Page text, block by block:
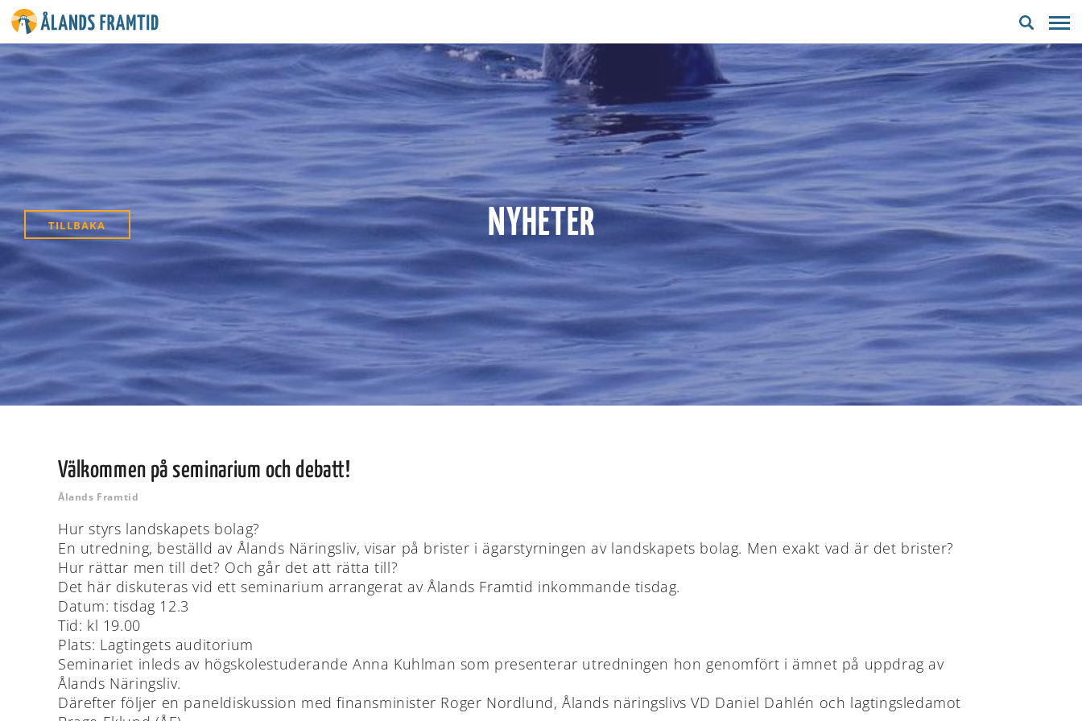
TILLBAKA NYHETER
Välkommen på seminarium och debatt!
Ålands Framtid
Hur styrs landskapets bolag?
En utredning, beställd av Ålands Näringsliv, visar på brister i ägarstyrningen av landskapets bolag. Men exakt vad är det brister?
Hur rättar men till det? Och går det att rätta till?
Det här diskuteras vid ett seminarium arrangerat av Ålands Framtid inkommande tisdag.
Datum: tisdag 12.3
Tid: kl 19.00
Plats: Lagtingets auditorium
Seminariet inleds av högskolestuderande Anna Kuhlman som presenterar utredningen hon genomfört i ämnet på uppdrag av
Ålands Näringsliv.
Därefter följer en paneldiskussion med finansminister Roger Nordlund, Ålands näringslivs VD Daniel Dahlén och lagtingsledamot